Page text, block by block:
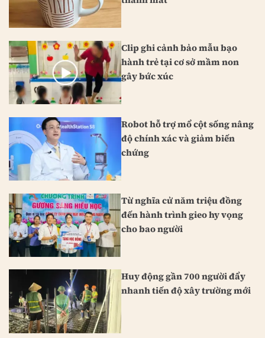
Clip ghi cảnh bảo mẫu bạo
hành trẻ tại cơ sở mầm non
gây bức xúc
Robot hỗ trợ mổ cột sống nâng
độ chính xác và giảm biến
chứng
Từ nghĩa cử năm triệu đồng
đến hành trình gieo hy vọng
cho bao người
Huy động gần 700 người đẩy
nhanh tiến độ xây trường mới